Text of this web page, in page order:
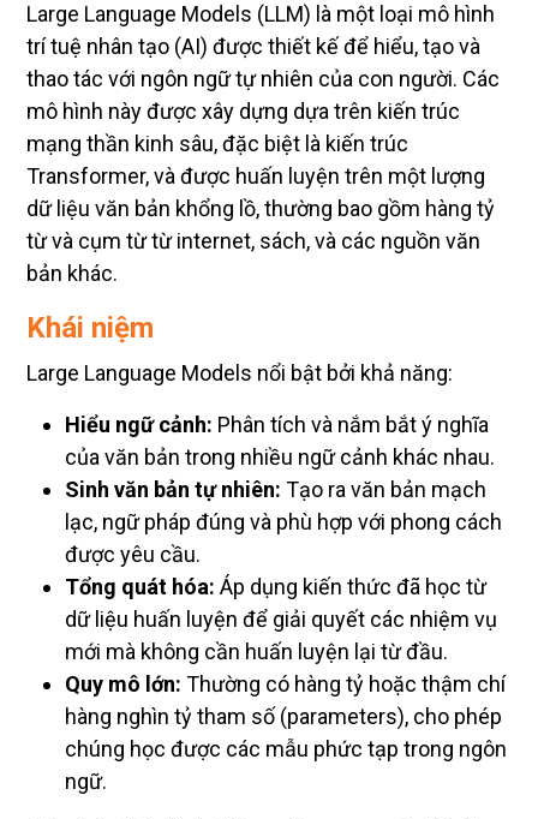
Large Language Models (LLM) là một loại mô hình
trí tuệ nhân tạo (AI) được thiết kế để hiểu, tạo và
thao tác với ngôn ngữ tự nhiên của con người. Các
mô hình này được xây dựng dựa trên kiến trúc
mạng thần kinh sâu, đặc biệt là kiến trúc
Transformer, và được huấn luyện trên một lượng
dữ liệu văn bản khổng lồ, thường bao gồm hàng tỷ
từ và cụm từ từ internet, sách, và các nguồn văn
bản khác.
Khái niệm
Large Language Models nổi bật bởi khả năng:
Hiểu ngữ cảnh: Phân tích và nắm bắt ý nghĩa
của văn bản trong nhiều ngữ cảnh khác nhau.
Sinh văn bản tự nhiên: Tạo ra văn bản mạch
lạc, ngữ pháp đúng và phù hợp với phong cách
được yêu cầu.
Tổng quát hóa: Áp dụng kiến thức đã học từ
dữ liệu huấn luyện để giải quyết các nhiệm vụ
mới mà không cần huấn luyện lại từ đầu.
Quy mô lớn: Thường có hàng tỷ hoặc thậm chí
hàng nghìn tỷ tham số (parameters), cho phép
chúng học được các mẫu phức tạp trong ngôn
ngữ.